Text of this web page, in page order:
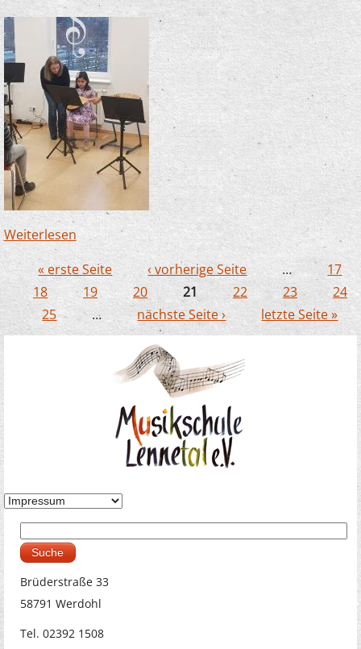
Weiterlesen über Eng, aber gemütlich -
Weihnachtsvorspiel im "Roten Haus"
Seiten
« erste Seite ‹ vorherige Seite …
17
18
19 20 21 22 23
24
25
… nächste Seite › letzte Seite »
Suchformular
Brüderstraße 33
58791 Werdohl
Tel. 02392 1508